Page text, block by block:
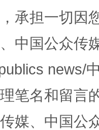
承担一切因
中国公众传
news/
笔名和留言
媒、中国公